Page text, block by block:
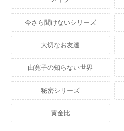
今さら聞けないシリーズ
大切なお友達
由寛子の知らない世界
秘密シリーズ
黄金比